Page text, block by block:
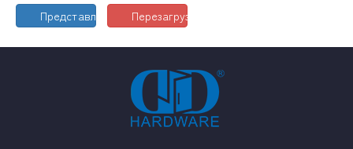
Представлять на рассмотрение
Перезагрузить